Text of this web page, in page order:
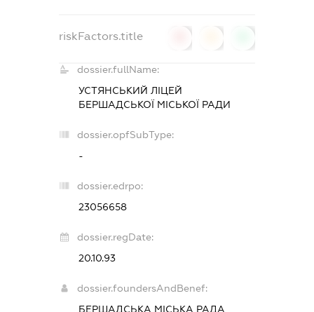
riskFactors.title
dossier.fullName:
УСТЯНСЬКИЙ ЛІЦЕЙ
БЕРШАДСЬКОЇ МІСЬКОЇ РАДИ
dossier.opfSubType:
-
dossier.edrpo:
23056658
dossier.regDate:
20.10.93
dossier.foundersAndBenef:
БЕРШАДСЬКА МІСЬКА РАДА